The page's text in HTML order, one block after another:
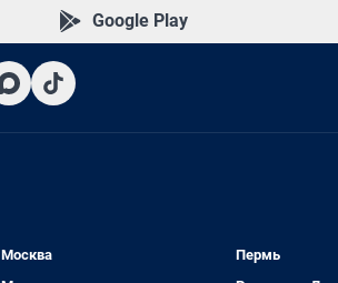
Google Play
Москва
Пермь